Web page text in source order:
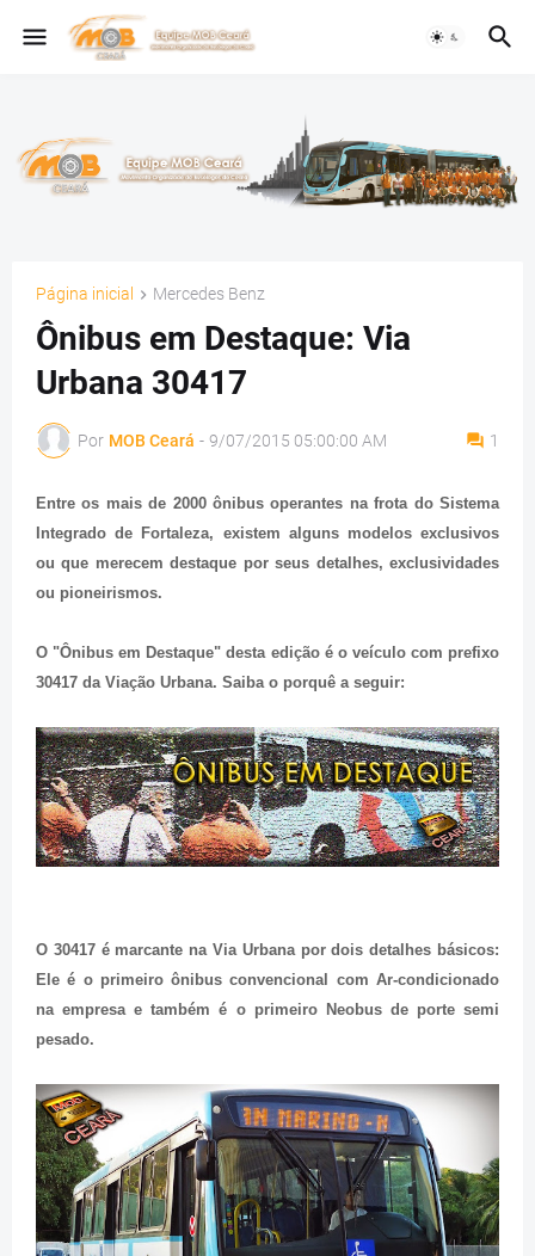
Página inicial Mercedes Benz
Ônibus em Destaque: Via
Urbana 30417
Por MOB Ceará - 9/07/2015 05:00:00 AM 1
Entre os mais de 2000 ônibus operantes na frota do Sistema
Integrado de Fortaleza, existem alguns modelos exclusivos
ou que merecem destaque por seus detalhes, exclusividades
ou pioneirismos.
O "Ônibus em Destaque" desta edição é o veículo com prefixo
30417 da Viação Urbana. Saiba o porquê a seguir:
O 30417 é marcante na Via Urbana por dois detalhes básicos:
Ele é o primeiro ônibus convencional com Ar-condicionado
na empresa e também é o primeiro Neobus de porte semi
pesado.